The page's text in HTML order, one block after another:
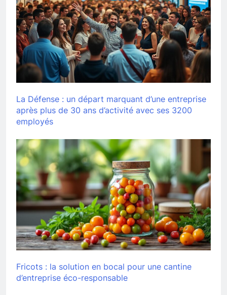
La Défense : un départ marquant d’une entreprise
après plus de 30 ans d’activité avec ses 3200
employés
Fricots : la solution en bocal pour une cantine
d’entreprise éco-responsable